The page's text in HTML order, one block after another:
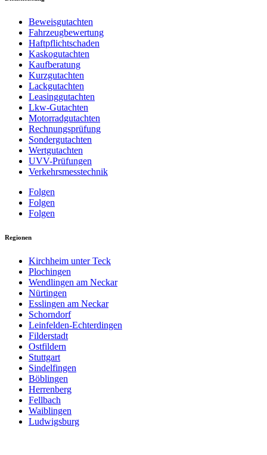
Beweisgutachten
Fahrzeugbewertung
Haftpflichtschaden
Kaskogutachten
Kaufberatung
Kurzgutachten
Lackgutachten
Leasinggutachten
Lkw-Gutachten
Motorradgutachten
Rechnungsprüfung
Sondergutachten
Wertgutachten
UVV-Prüfungen
Verkehrsmesstechnik
Folgen
Folgen
Folgen
Regionen
Kirchheim unter Teck
Plochingen
Wendlingen am Neckar
Nürtingen
Esslingen am Neckar
Schorndorf
Leinfelden-Echterdingen
Filderstadt
Ostfildern
Stuttgart
Sindelfingen
Böblingen
Herrenberg
Fellbach
Waiblingen
Ludwigsburg